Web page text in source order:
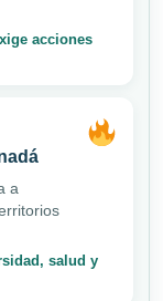
acciones
a
salud y